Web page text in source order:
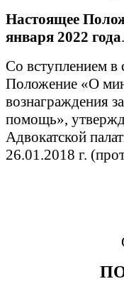
Настоящее
января 2022 года.
Со вступлением в
Положение «О
вознаграждения
помощь»,
Адвокатской
26.01.2018 г.